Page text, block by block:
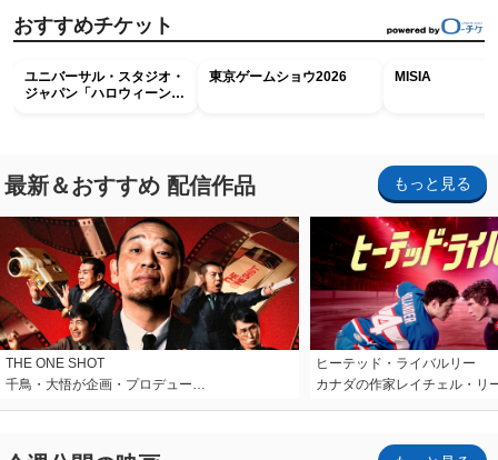
おすすめチケット
ユニバーサル・スタジオ・
ジャパン「ハロウィーン・
東京ゲームショウ2026 MISIA
最新＆おすすめ 配信作品 もっと見る
THE ONE SHOT
千鳥・大悟が企画・プロデュー…
ヒーテッド・ライバルリー
カナダの作家レイチェル・リ